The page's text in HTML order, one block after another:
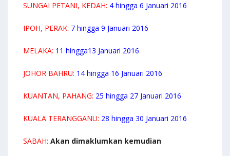
SUNGAI PETANI, KEDAH: 4 hingga 6 Januari 2016
IPOH, PERAK: 7 hingga 9 Januari 2016
MELAKA: 11 hingga13 Januari 2016
JOHOR BAHRU: 14 hingga 16 Januari 2016
KUANTAN, PAHANG: 25 hingga 27 Januari 2016
KUALA TERANGGANU: 28 hingga 30 Januari 2016
SABAH: Akan dimaklumkan kemudian